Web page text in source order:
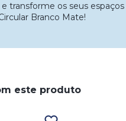
transforme os seus
Branco Mate!
este produto